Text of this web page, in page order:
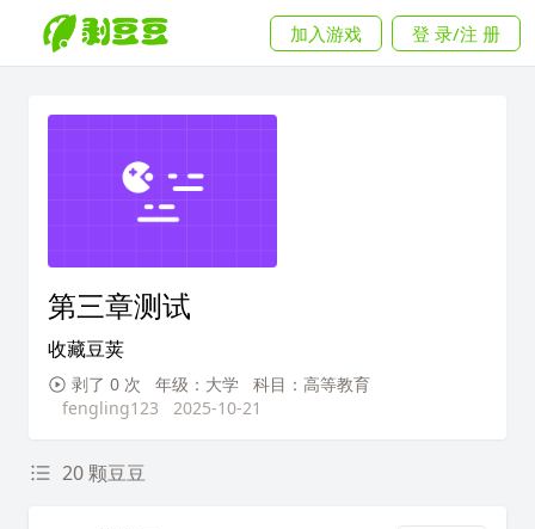
加入游戏 登 录/注 册
第三章测试
收藏豆荚
剥了 0 次 年级：大学
科目：高等教育
fengling123
2025-10-21
20 颗豆豆